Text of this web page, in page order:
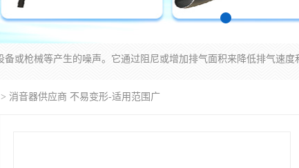
> 消音器供应商 不易变形-适用范围广